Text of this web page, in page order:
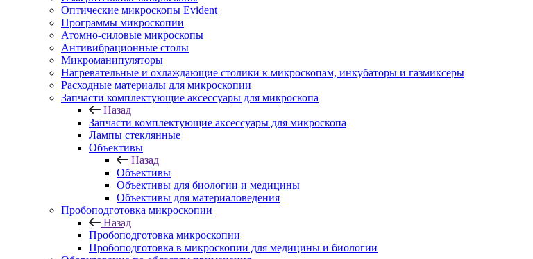
Оптические микроскопы Evident
Программы микроскопии
Атомно-силовые микроскопы
Антивибрационные столы
Микроманипуляторы
Нагревательные и охлаждающие столики к микроскопам, инкубаторы и газмиксеры
Расходные материалы для микроскопии
Запчасти комплектующие аксессуары для микроскопа
Назад
Запчасти комплектующие аксессуары для микроскопа
Лампы стеклянные
Объективы
Назад
Объективы
Объективы для биологии и медицины
Объективы для материаловедения
Пробоподготовка микроскопии
Назад
Пробоподготовка микроскопии
Пробоподготовка в микроскопии для медицины и биологии